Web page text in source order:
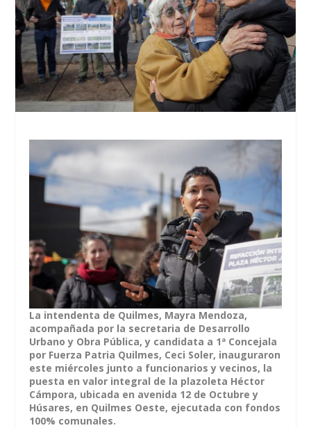
La intendenta de Quilmes, Mayra Mendoza,
acompañada por la secretaria de Desarrollo
Urbano y Obra Pública, y candidata a 1ª Concejala
por Fuerza Patria Quilmes, Ceci Soler, inauguraron
este miércoles junto a funcionarios y vecinos, la
puesta en valor integral de la plazoleta Héctor
Cámpora, ubicada en avenida 12 de Octubre y
Húsares, en Quilmes Oeste, ejecutada con fondos
100% comunales.